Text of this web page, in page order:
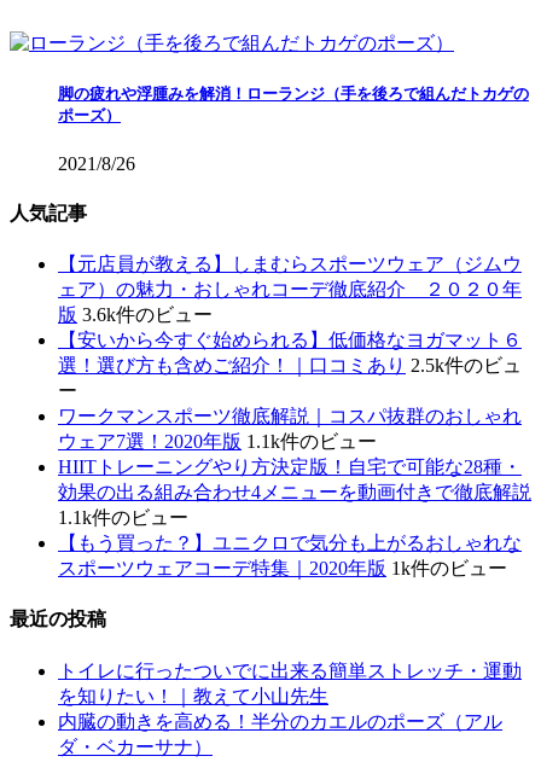
脚の疲れや浮腫みを解消！ローランジ（手を後ろで組んだトカゲの
ポーズ）
2021/8/26
人気記事
【元店員が教える︎】しまむらスポーツウェア（ジムウ
ェア）の魅力・おしゃれコーデ徹底紹介 ２０２０年
版 3.6k件のビュー
【安いから今すぐ始められる】低価格なヨガマット６
選！選び方も含めご紹介！｜口コミあり 2.5k件のビュ
ー
ワークマンスポーツ徹底解説｜コスパ抜群のおしゃれ
ウェア7選！2020年版 1.1k件のビュー
HIITトレーニングやり方決定版！自宅で可能な28種・
効果の出る組み合わせ4メニューを動画付きで徹底解説
1.1k件のビュー
【もう買った？】ユニクロで気分も上がるおしゃれな
スポーツウェアコーデ特集｜2020年版 1k件のビュー
最近の投稿
トイレに行ったついでに出来る簡単ストレッチ・運動
を知りたい！｜教えて小山先生
内臓の動きを高める！半分のカエルのポーズ（アル
ダ・ベカーサナ）